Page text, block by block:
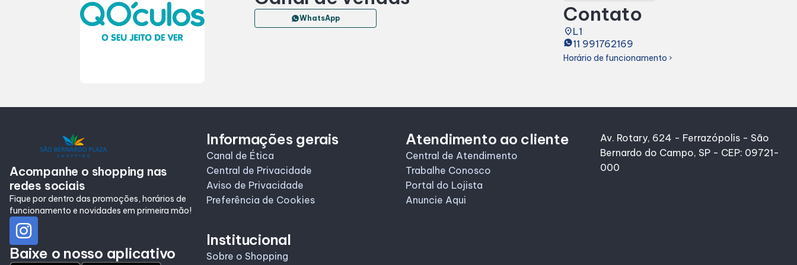
WhatsApp Contato
placeL1
11 991762169
Horário de funcionamento chevron_right
Acompanhe o shopping nas
redes sociais
Fique por dentro das promoções, horários de
funcionamento e novidades em primeira mão!
Baixe o nosso aplicativo
Informações gerais
Canal de Ética
Central de Privacidade
Aviso de Privacidade
Preferência de Cookies
Institucional
Sobre o Shopping
Atendimento ao cliente
Central de Atendimento
Trabalhe Conosco
Portal do Lojista
Anuncie Aqui
Av. Rotary, 624 - Ferrazópolis - São
Bernardo do Campo, SP - CEP: 09721-
000